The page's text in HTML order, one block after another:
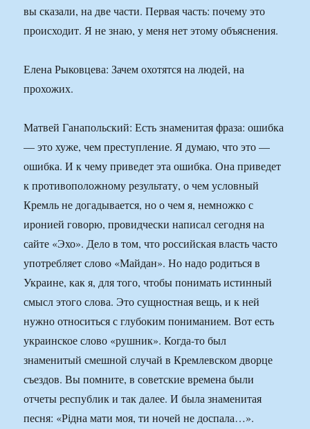
вы сказали, на две части. Первая часть: почему это
происходит. Я не знаю, у меня нет этому объяснения.
Елена Рыковцева: Зачем охотятся на людей, на
прохожих.
Матвей Ганапольский: Есть знаменитая фраза: ошибка
— это хуже, чем преступление. Я думаю, что это —
ошибка. И к чему приведет эта ошибка. Она приведет
к противоположному результату, о чем условный
Кремль не догадывается, но о чем я, немножко с
иронией говорю, провидчески написал сегодня на
сайте «Эхо». Дело в том, что российская власть часто
употребляет слово «Майдан». Но надо родиться в
Украине, как я, для того, чтобы понимать истинный
смысл этого слова. Это сущностная вещь, и к ней
нужно относиться с глубоким пониманием. Вот есть
украинское слово «рушник». Когда-то был
знаменитый смешной случай в Кремлевском дворце
съездов. Вы помните, в советские времена были
отчеты республик и так далее. И была знаменитая
песня: «Рідна мати моя, ти ночей не доспала…».